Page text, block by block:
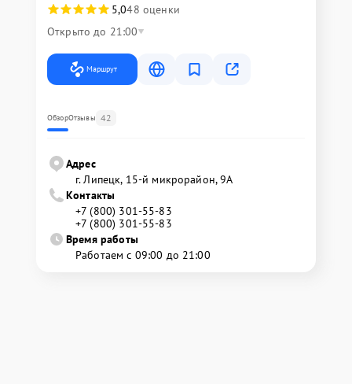
5,048 оценки
Открыто до 21:00
Маршрут
ОбзорОтзывы 42
Адрес
г. Липецк, 15-й микрорайон, 9А
Контакты
+7 (800) 301-55-83
+7 (800) 301-55-83
Время работы
Работаем с 09:00 до 21:00